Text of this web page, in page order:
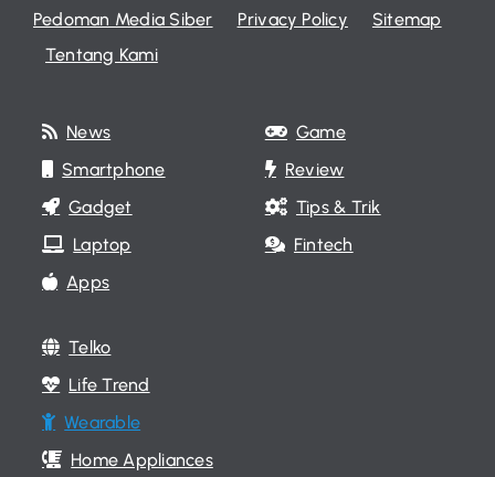
Pedoman Media Siber Privacy Policy
Sitemap
Tentang Kami
News
Smartphone
Gadget
Laptop
Apps
Game
Review
Tips & Trik
Fintech
Telko
Life Trend
Wearable
Home Appliances